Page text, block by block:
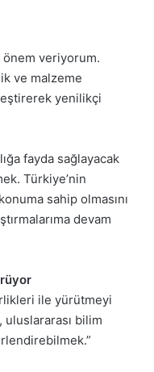
önem veriyorum.
ve malzeme
yenilikçi
fayda sağlayacak
Türkiye’nin
sahip olmasını
devam
ile yürütmeyi
bilim